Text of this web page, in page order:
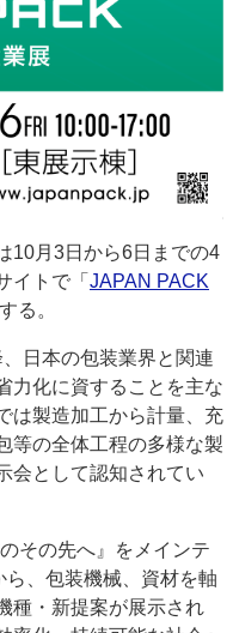
10月3日から6日までの4
イトで「 JAPAN PACK
る。
日本の包装業界と関連
力化に資することを主な
は製造加工から計量、充
等の全体工程の多様な製
会として認知されてい
その先へ』をメインテ
、包装機械、資材を軸
種・新提案が展示され